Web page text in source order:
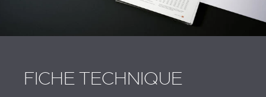
FICHE TECHNIQUE